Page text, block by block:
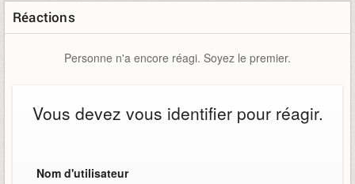
Réactions
Personne n'a encore réagi. Soyez le premier.
Vous devez vous identifier pour réagir.
Nom d'utilisateur